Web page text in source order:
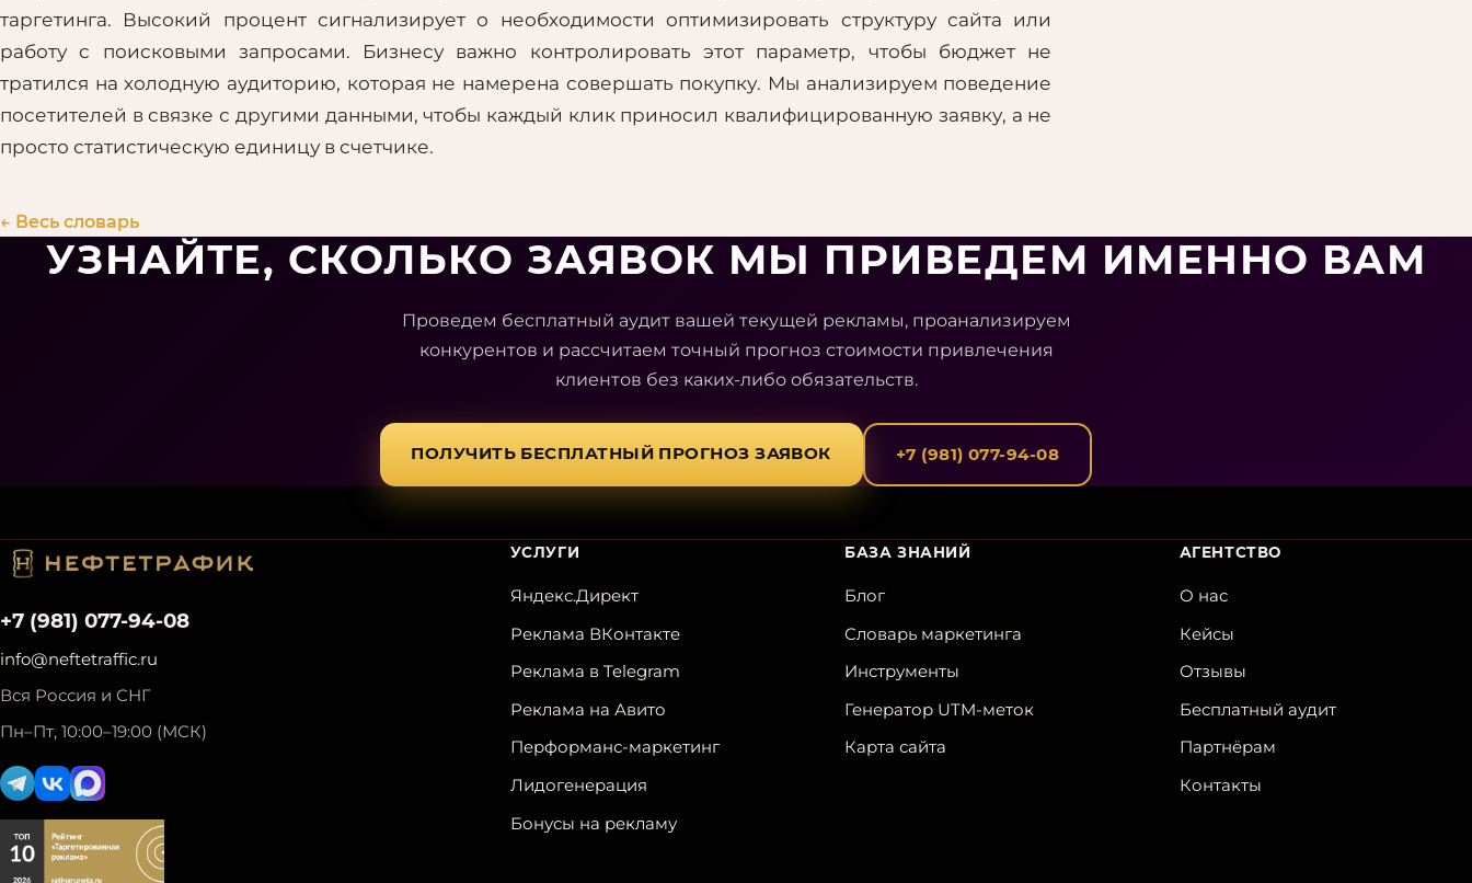
таргетинга. Высокий процент сигнализирует о необходимости оптимизировать структуру сайта или
работу с поисковыми запросами. Бизнесу важно контролировать этот параметр, чтобы бюджет не
тратился на холодную аудиторию, которая не намерена совершать покупку. Мы анализируем поведение
посетителей в связке с другими данными, чтобы каждый клик приносил квалифицированную заявку, а не
просто статистическую единицу в счетчике.
← Весь словарь
УЗНАЙТЕ, СКОЛЬКО ЗАЯВОК МЫ ПРИВЕДЕМ ИМЕННО ВАМ
Проведем бесплатный аудит вашей текущей рекламы, проанализируем
конкурентов и рассчитаем точный прогноз стоимости привлечения
клиентов без каких-либо обязательств.
ПОЛУЧИТЬ БЕСПЛАТНЫЙ ПРОГНОЗ ЗАЯВОК +7 (981) 077-94-08
+7 (981) 077-94-08
info@neftetraffic.ru
Вся Россия и СНГ
Пн–Пт, 10:00–19:00 (МСК)
УСЛУГИ
Яндекс.Директ
Реклама ВКонтакте
Реклама в Telegram
Реклама на Авито
Перформанс-маркетинг
Лидогенерация
Бонусы на рекламу
БАЗА ЗНАНИЙ
Блог
Словарь маркетинга
Инструменты
Генератор UTM-меток
Карта сайта
АГЕНТСТВО
О нас
Кейсы
Отзывы
Бесплатный аудит
Партнёрам
Контакты